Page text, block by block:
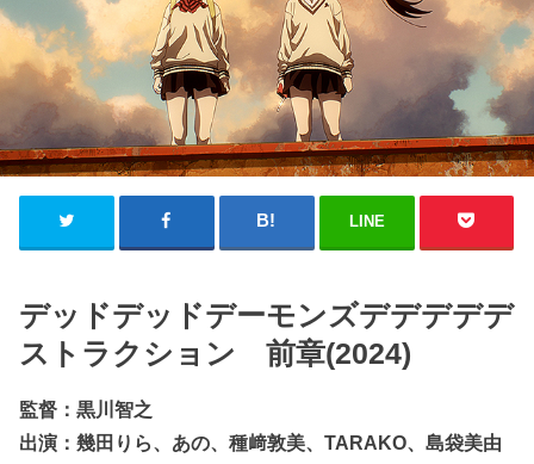
LINE
デッドデッドデーモンズデデデデデ
ストラクション 前章(2024)
監督：黒川智之
出演：幾田りら、あの、種﨑敦美、TARAKO、島袋美由